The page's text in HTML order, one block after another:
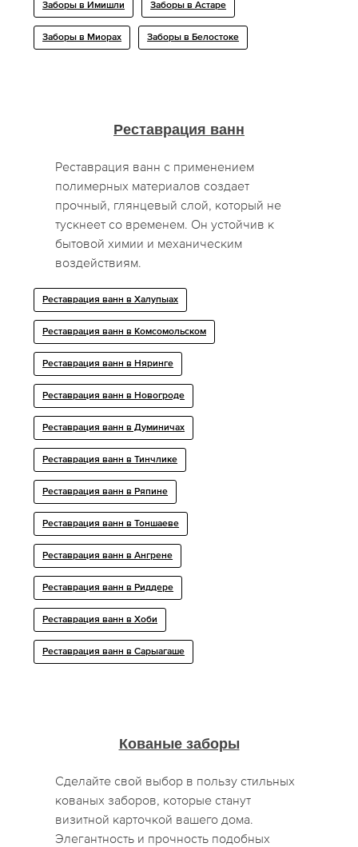
Заборы в Имишли Заборы в Астаре
Заборы в Миорах Заборы в Белостоке
Реставрация ванн
Реставрация ванн с применением
полимерных материалов создает
прочный, глянцевый слой, который не
тускнеет со временем. Он устойчив к
бытовой химии и механическим
воздействиям.
Реставрация ванн в Халупыах
Реставрация ванн в Комсомольском
Реставрация ванн в Няринге
Реставрация ванн в Новогроде
Реставрация ванн в Думиничах
Реставрация ванн в Тинчлике
Реставрация ванн в Ряпине
Реставрация ванн в Тоншаеве
Реставрация ванн в Ангрене
Реставрация ванн в Риддере
Реставрация ванн в Хоби
Реставрация ванн в Сарыагаше
Кованые заборы
Сделайте свой выбор в пользу стильных
кованых заборов, которые станут
визитной карточкой вашего дома.
Элегантность и прочность подобных